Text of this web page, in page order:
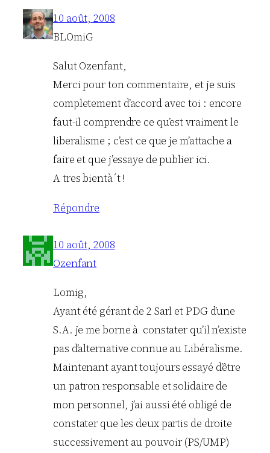
10 août, 2008
BLOmiG
Salut Ozenfant,
Merci pour ton commentaire, et je suis
completement d’accord avec toi : encore
faut-il comprendre ce qu’est vraiment le
liberalisme ; c’est ce que je m’attache a
faire et que j’essaye de publier ici.
A tres bientà´t !
Répondre
10 août, 2008
Ozenfant
Lomig,
Ayant été gérant de 2 Sarl et PDG d’une
S.A. je me borne à constater qu’il n’existe
pas d’alternative connue au Libéralisme.
Maintenant ayant toujours essayé d’être
un patron responsable et solidaire de
mon personnel, j’ai aussi été obligé de
constater que les deux partis de droite
successivement au pouvoir (PS/UMP)